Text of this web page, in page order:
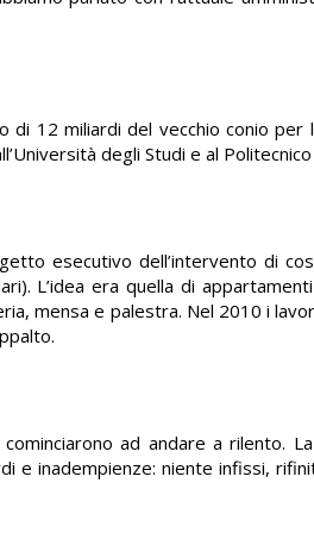
di 12 miliardi del vecchio conio per
degli Studi e al
esecutivo dell’intervento di
L’idea era quella di
mensa e palestra. Nel 2010 i
ad andare a rilento.
e inadempienze: niente infissi,